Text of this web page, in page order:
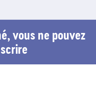
vous ne pouvez